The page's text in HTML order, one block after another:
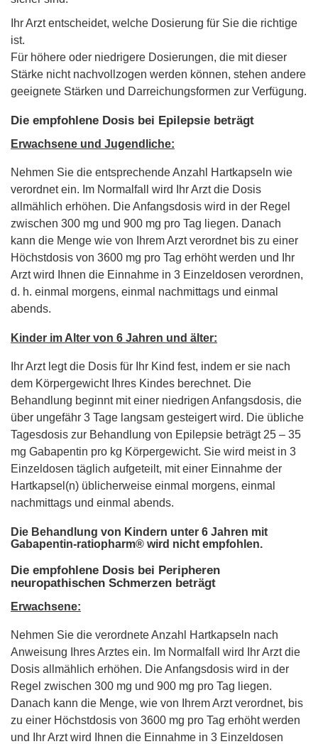
Ihr Arzt entscheidet, welche Dosierung für Sie die richtige
ist.
Für höhere oder niedrigere Dosierungen, die mit dieser
Stärke nicht nachvollzogen werden können, stehen andere
geeignete Stärken und Darreichungsformen zur Verfügung.
Die empfohlene Dosis bei Epilepsie beträgt
Erwachsene und Jugendliche:
Nehmen Sie die entsprechende Anzahl Hartkapseln wie
verordnet ein. Im Normalfall wird Ihr Arzt die Dosis
allmählich erhöhen. Die Anfangsdosis wird in der Regel
zwischen 300 mg und 900 mg pro Tag liegen. Danach
kann die Menge wie von Ihrem Arzt verordnet bis zu einer
Höchstdosis von 3600 mg pro Tag erhöht werden und Ihr
Arzt wird Ihnen die Einnahme in 3 Einzeldosen verordnen,
d. h. einmal morgens, einmal nachmittags und einmal
abends.
Kinder im Alter von 6 Jahren und älter:
Ihr Arzt legt die Dosis für Ihr Kind fest, indem er sie nach
dem Körpergewicht Ihres Kindes berechnet. Die
Behandlung beginnt mit einer niedrigen Anfangsdosis, die
über ungefähr 3 Tage langsam gesteigert wird. Die übliche
Tagesdosis zur Behandlung von Epilepsie beträgt 25 – 35
mg Gabapentin pro kg Körpergewicht. Sie wird meist in 3
Einzeldosen täglich aufgeteilt, mit einer Einnahme der
Hartkapsel(n) üblicherweise einmal morgens, einmal
nachmittags und einmal abends.
Die Behandlung von Kindern unter 6 Jahren mit
Gabapentin-ratiopharm® wird nicht empfohlen.
Die empfohlene Dosis bei Peripheren
neuropathischen Schmerzen beträgt
Erwachsene:
Nehmen Sie die verordnete Anzahl Hartkapseln nach
Anweisung Ihres Arztes ein. Im Normalfall wird Ihr Arzt die
Dosis allmählich erhöhen. Die Anfangsdosis wird in der
Regel zwischen 300 mg und 900 mg pro Tag liegen.
Danach kann die Menge, wie von Ihrem Arzt verordnet, bis
zu einer Höchstdosis von 3600 mg pro Tag erhöht werden
und Ihr Arzt wird Ihnen die Einnahme in 3 Einzeldosen